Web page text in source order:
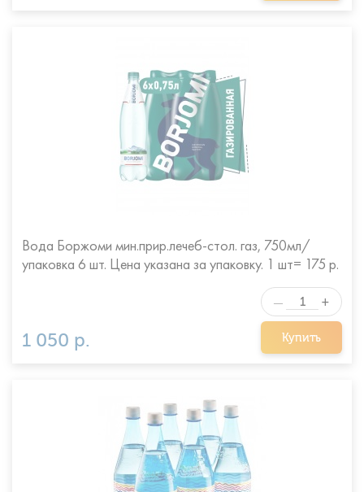
Вода Боржоми мин.прир.лечеб-стол. газ, 750мл/
упаковка 6 шт. Цена указана за упаковку. 1 шт= 175 р.
1 050 р. Купить
— +